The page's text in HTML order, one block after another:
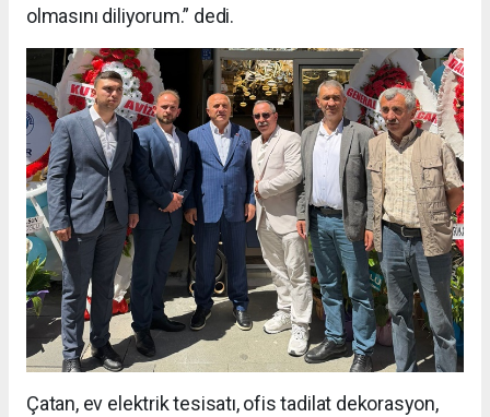
olmasını diliyorum.” dedi.
Çatan, ev elektrik tesisatı, ofis tadilat dekorasyon,